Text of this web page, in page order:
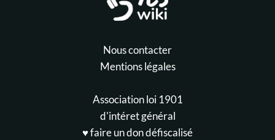
Nous contacter
Mentions légales
Association loi 1901
d'intéret général
♥️ faire un don défiscalisé